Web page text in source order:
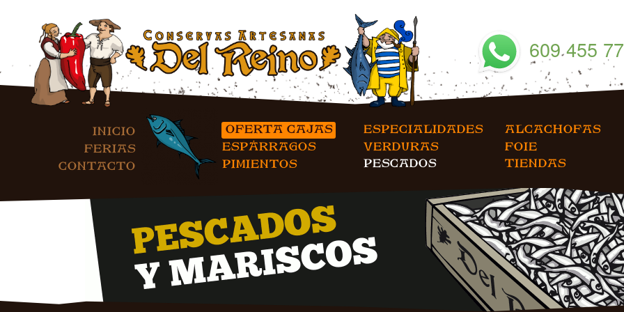
INICIO
FERIAS
CONTACTO
OFERTA CAJAS
ESPÁRRAGOS
PIMIENTOS
ESPECIALIDADES
VERDURAS
PESCADOS
ALCACHOFAS
FOIE
TIENDAS